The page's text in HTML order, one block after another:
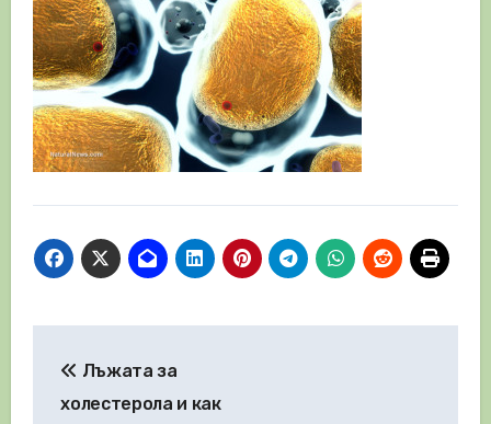
Лъжата за
холестерола и как